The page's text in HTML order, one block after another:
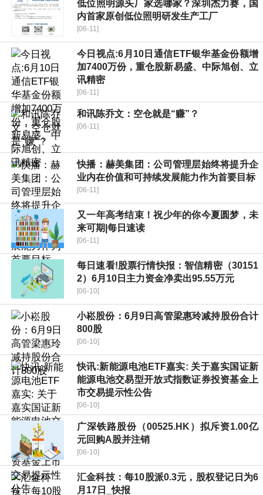
低位照明源头厂家选哪家？深圳杰力赛，国
内首家原创低位照明研发生产工厂
[06-11]
今日视点:6月10日通信ETF银华基金份额增
加7400万份，重仓股新易盛、中际旭创、立
讯精密
[06-11]
和讯陈乔文：空仓就是“赚”？
[06-11]
快播：赫美集团：公司管理层始终将提升企
业内在价值和可持续发展能力作为首要目标
[06-11]
又一年高考结束！祝少年的你今夏圆梦，未
来可期|每日速读
[06-11]
每日速看!股票行情快报：智信精密（30151
2）6月10日主力资金净卖出95.55万元
[06-10]
小崧股份：6月9日高管梁惠玲减持股份合计
800股
[06-10]
快讯:新能源电池ETF嘉实: 关于嘉实国证新
能源电池交易型开放式指数证券投资基金上
市交易提示性公告
[06-10]
广深铁路股份（00525.HK）拟斥资1.00亿
元回购A股并注销
[06-10]
汇金科技：每10股派0.3元，股权登记日为6
月17日_快报